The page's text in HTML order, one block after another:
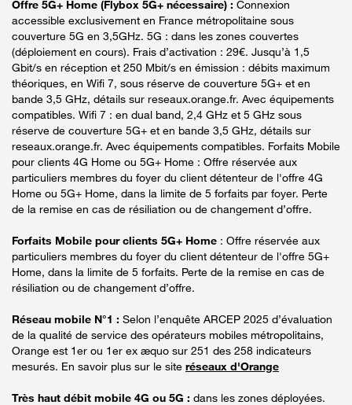
Offre 5G+ Home (Flybox 5G+ nécessaire) : Connexion
accessible exclusivement en France métropolitaine sous
couverture 5G en 3,5GHz. 5G : dans les zones couvertes
(déploiement en cours). Frais d’activation : 29€. Jusqu’à 1,5
Gbit/s en réception et 250 Mbit/s en émission : débits maximum
théoriques, en Wifi 7, sous réserve de couverture 5G+ et en
bande 3,5 GHz, détails sur reseaux.orange.fr. Avec équipements
compatibles. Wifi 7 : en dual band, 2,4 GHz et 5 GHz sous
réserve de couverture 5G+ et en bande 3,5 GHz, détails sur
reseaux.orange.fr. Avec équipements compatibles. Forfaits Mobile
pour clients 4G Home ou 5G+ Home : Offre réservée aux
particuliers membres du foyer du client détenteur de l'offre 4G
Home ou 5G+ Home, dans la limite de 5 forfaits par foyer. Perte
de la remise en cas de résiliation ou de changement d’offre.
Forfaits Mobile pour clients 5G+ Home : Offre réservée aux
particuliers membres du foyer du client détenteur de l'offre 5G+
Home, dans la limite de 5 forfaits. Perte de la remise en cas de
résiliation ou de changement d’offre.
Réseau mobile N°1 : Selon l’enquête ARCEP 2025 d’évaluation
de la qualité de service des opérateurs mobiles métropolitains,
Orange est 1er ou 1er ex æquo sur 251 des 258 indicateurs
mesurés. En savoir plus sur le site réseaux d'Orange
Très haut débit mobile 4G ou 5G : dans les zones déployées.